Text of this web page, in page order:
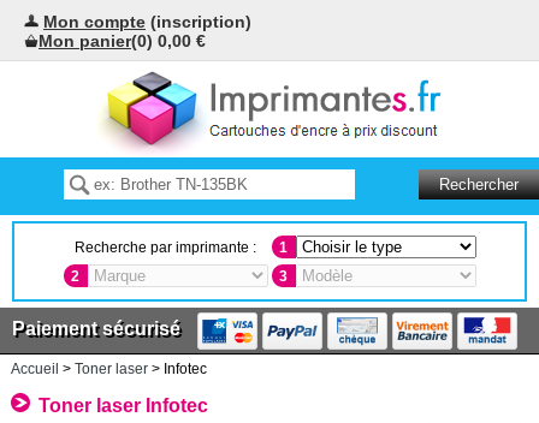
Mon compte (inscription)
Mon panier(0) 0,00 €
Recherche par imprimante :
1
2
3
Paiement sécurisé
Accueil > Toner laser> Infotec
Toner laser Infotec